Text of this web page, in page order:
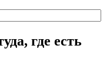
где есть